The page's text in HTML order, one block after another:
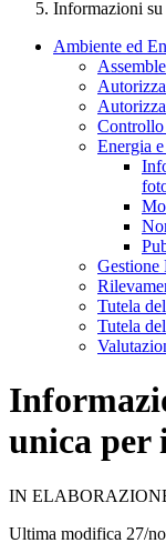
Informazioni
Ambiente ed
Energia
Tutela
Tutela
unica
IN
Ultima modifica 27/